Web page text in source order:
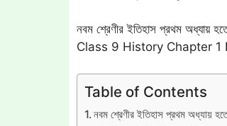
নবম শ্রেণীর ইতিহাস প্রথম অধ্যায়
Class 9 History Chapter 1
Table of Contents
নবম শ্রেণীর ইতিহাস প্রথম অধ্যায়